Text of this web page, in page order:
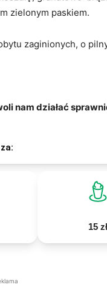
zielonym paskiem.
zaginionych, o
nam działać
15 zł